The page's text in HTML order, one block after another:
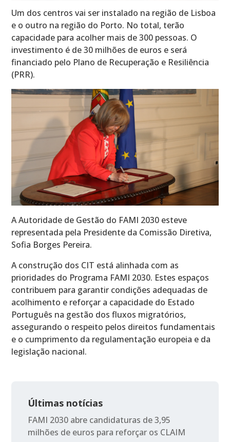
Um dos centros vai ser instalado na região de Lisboa
e o outro na região do Porto. No total, terão
capacidade para acolher mais de 300 pessoas. O
investimento é de 30 milhões de euros e será
financiado pelo Plano de Recuperação e Resiliência
(PRR).
A Autoridade de Gestão do FAMI 2030 esteve
representada pela Presidente da Comissão Diretiva,
Sofia Borges Pereira.
A construção dos CIT está alinhada com as
prioridades do Programa FAMI 2030. Estes espaços
contribuem para garantir condições adequadas de
acolhimento e reforçar a capacidade do Estado
Português na gestão dos fluxos migratórios,
assegurando o respeito pelos direitos fundamentais
e o cumprimento da regulamentação europeia e da
legislação nacional.
Últimas notícias
FAMI 2030 abre candidaturas de 3,95
milhões de euros para reforçar os CLAIM